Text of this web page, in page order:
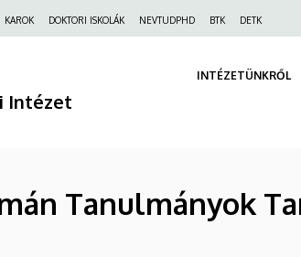
KAROK DOKTORI ISKOLÁK NEVTUDPHD BTK DETK
Intézet
INTÉZETÜNKRŐL
Tanulmányok